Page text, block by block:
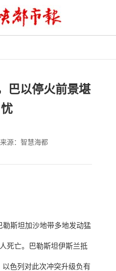
巴以停火前景堪
忧
源：智慧海都
勒斯坦加沙地带多地发动猛
死亡。巴勒斯坦伊斯兰抵
色列对此次冲突升级负有